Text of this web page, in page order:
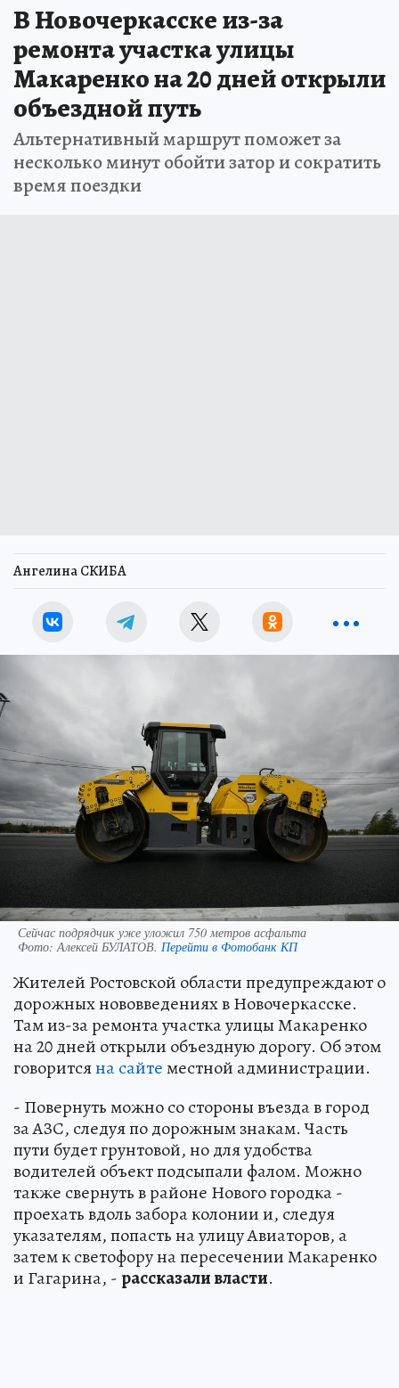
В Новочеркасске из-за
ремонта участка улицы
Макаренко на 20 дней открыли
объездной путь
Альтернативный маршрут поможет за
несколько минут обойти затор и сократить
время поездки
Ангелина СКИБА
Сейчас подрядчик уже уложил 750 метров асфальта
Фото: Алексей БУЛАТОВ. Перейти в Фотобанк КП
Жителей Ростовской области предупреждают о
дорожных нововведениях в Новочеркасске.
Там из-за ремонта участка улицы Макаренко
на 20 дней открыли объездную дорогу. Об этом
говоритсяна сайтеместной администрации.
- Повернуть можно со стороны въезда в город
за АЗС, следуя по дорожным знакам. Часть
пути будет грунтовой, но для удобства
водителей объект подсыпали фалом. Можно
также свернуть в районе Нового городка -
проехать вдоль забора колонии и, следуя
указателям, попасть на улицу Авиаторов, а
затем к светофору на пересечении Макаренко
и Гагарина, -рассказали власти.